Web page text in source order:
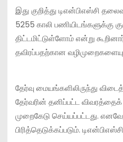
இது குறித்து டிஎன்பிஎஸ்சி
5255 காலி பணியிடங்களுக்கு
திட்டமிட்டுள்ளோம் என்று
தவிரப்பதற்கான
தேர்வு மையங்களிலிருந்து
தேர்வரின் தனிப்பட்ட
முறைகேடு செய்யப்பட்டது.
பிரித்தெடுக்கப்படும்.